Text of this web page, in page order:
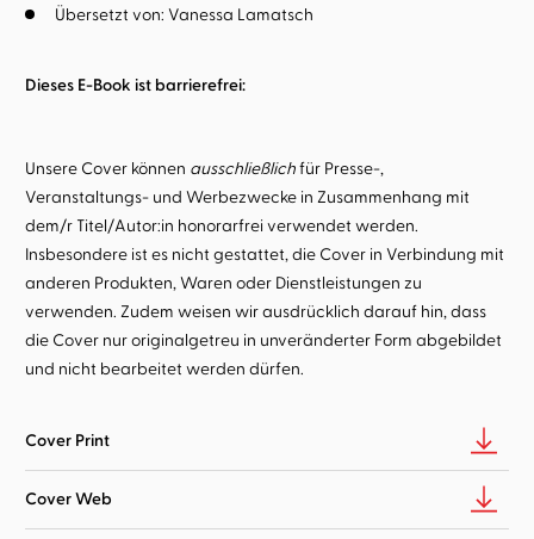
Übersetzt von: Vanessa Lamatsch
Dieses E-Book ist barrierefrei:
Unsere Cover können ausschließlichfür Presse-,
Veranstaltungs- und Werbezwecke in Zusammenhang mit
dem/r Titel/Autor:in honorarfrei verwendet werden.
Insbesondere ist es nicht gestattet, die Cover in Verbindung mit
anderen Produkten, Waren oder Dienstleistungen zu
verwenden. Zudem weisen wir ausdrücklich darauf hin, dass
die Cover nur originalgetreu in unveränderter Form abgebildet
und nicht bearbeitet werden dürfen.
Cover Print
Cover Web